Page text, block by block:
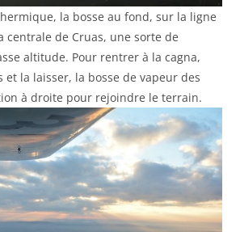
la bosse au fond, sur la ligne
centrale de Cruas, une sorte de
altitude. Pour rentrer à la cagna,
et la laisser, la bosse de vapeur des
à droite pour rejoindre le terrain.